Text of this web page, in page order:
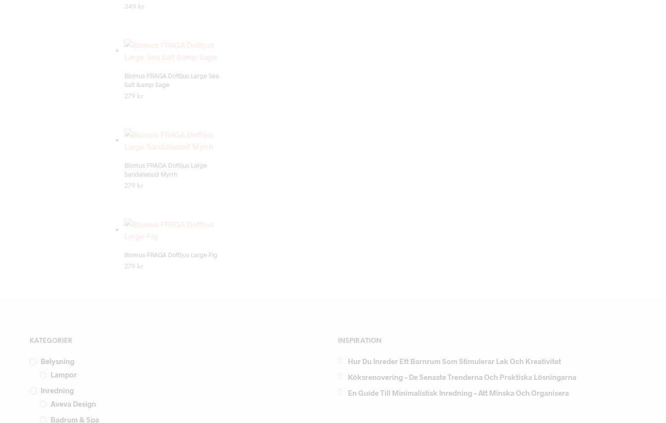
349 kr
Blomus FRAGA Doftljus Large Sea
Salt &amp Sage
279 kr
Blomus FRAGA Doftljus Large
Sandalwood Myrrh
279 kr
Blomus FRAGA Doftljus Large Fig
279 kr
KATEGORIER
Belysning
Lampor
Inredning
Aveva Design
Badrum & Spa
INSPIRATION
Hur Du Inreder Ett Barnrum Som Stimulerar Lek Och Kreativitet
Köksrenovering – De Senaste Trenderna Och Praktiska Lösningarna
En Guide Till Minimalistisk Inredning – Att Minska Och Organisera